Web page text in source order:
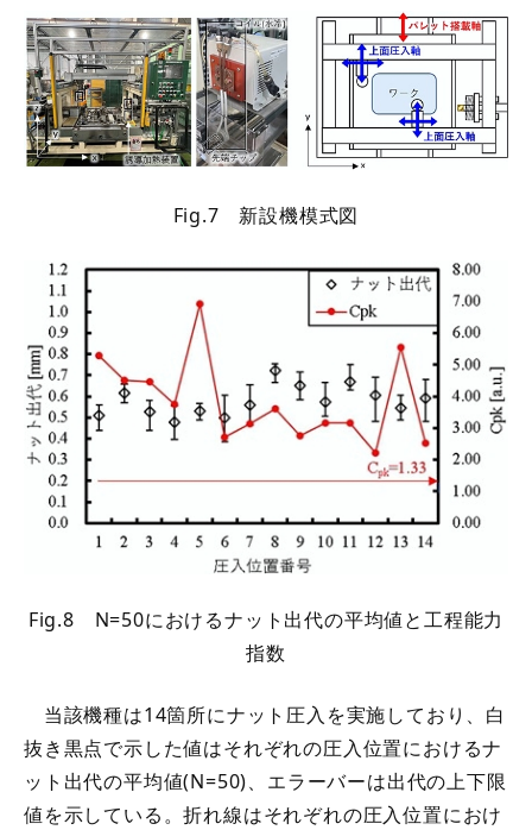
Fig.7 新設機模式図
Fig.8 N=50におけるナット出代の平均値と工程能力
指数
当該機種は14箇所にナット圧入を実施しており、白
抜き黒点で示した値はそれぞれの圧入位置におけるナ
ット出代の平均値(N=50)、エラーバーは出代の上下限
値を示している。折れ線はそれぞれの圧入位置におけ